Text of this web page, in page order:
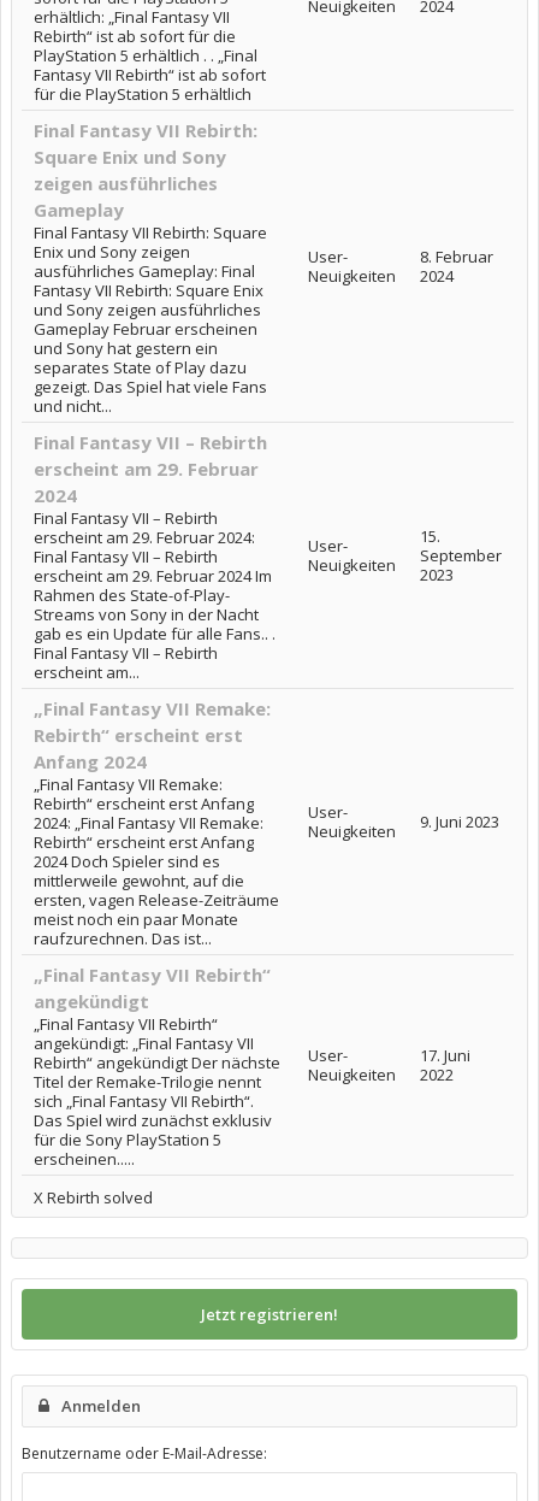
erhältlich: „Final Fantasy VII
Rebirth“ ist ab sofort für die
PlayStation 5 erhältlich . . „Final
Fantasy VII Rebirth“ ist ab sofort
für die PlayStation 5 erhältlich
Neuigkeiten
2024
Final Fantasy VII Rebirth:
Square Enix und Sony
zeigen ausführliches
Gameplay
Final Fantasy VII Rebirth: Square
Enix und Sony zeigen
ausführliches Gameplay: Final
Fantasy VII Rebirth: Square Enix
und Sony zeigen ausführliches
Gameplay Februar erscheinen
und Sony hat gestern ein
separates State of Play dazu
gezeigt. Das Spiel hat viele Fans
und nicht...
User-
Neuigkeiten
8. Februar
2024
Final Fantasy VII – Rebirth
erscheint am 29. Februar
2024
Final Fantasy VII – Rebirth
erscheint am 29. Februar 2024:
Final Fantasy VII – Rebirth
erscheint am 29. Februar 2024 Im
Rahmen des State-of-Play-
Streams von Sony in der Nacht
gab es ein Update für alle Fans.. .
Final Fantasy VII – Rebirth
erscheint am...
User-
Neuigkeiten
15.
September
2023
„Final Fantasy VII Remake:
Rebirth“ erscheint erst
Anfang 2024
„Final Fantasy VII Remake:
Rebirth“ erscheint erst Anfang
2024: „Final Fantasy VII Remake:
Rebirth“ erscheint erst Anfang
2024 Doch Spieler sind es
mittlerweile gewohnt, auf die
ersten, vagen Release-Zeiträume
meist noch ein paar Monate
raufzurechnen. Das ist...
User-
Neuigkeiten
9. Juni 2023
„Final Fantasy VII Rebirth“
angekündigt
„Final Fantasy VII Rebirth“
angekündigt: „Final Fantasy VII
Rebirth“ angekündigt Der nächste
Titel der Remake-Trilogie nennt
sich „Final Fantasy VII Rebirth“.
Das Spiel wird zunächst exklusiv
für die Sony PlayStation 5
erscheinen.....
User-
Neuigkeiten
17. Juni
2022
X Rebirth solved
Jetzt registrieren!
Anmelden
Benutzername oder E-Mail-Adresse: